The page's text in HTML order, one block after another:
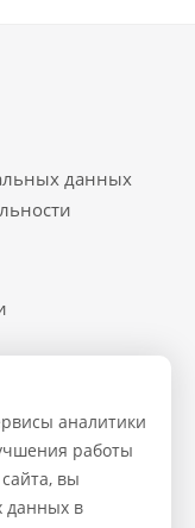
данных
аналитики
работы
вы
данных в